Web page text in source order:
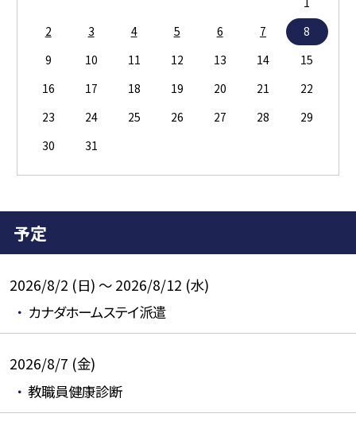
2
3 4 5 6 7
8
9
10 11 12 13 14
15
16
17 18 19 20 21
22
23
24 25 26 27 28
29
30
31
予定
2026/8/2 (日) ～ 2026/8/12 (水)
カナダホームステイ派遣
2026/8/7 (金)
教職員健康診断